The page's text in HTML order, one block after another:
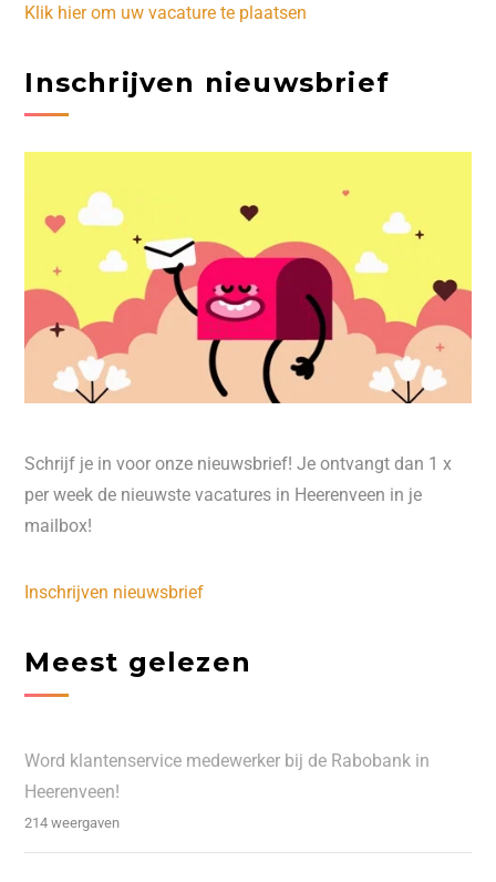
Klik hier om uw vacature te plaatsen
Inschrijven nieuwsbrief
Schrijf je in voor onze nieuwsbrief! Je ontvangt dan 1 x
per week de nieuwste vacatures in Heerenveen in je
mailbox!
Inschrijven nieuwsbrief
Meest gelezen
Word klantenservice medewerker bij de Rabobank in
Heerenveen!
214 weergaven